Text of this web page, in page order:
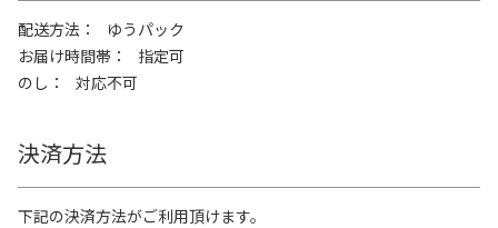
配送方法
ゆうパック
お届け時間帯
指定可
のし
対応不可
決済方法
下記の決済方法がご利用頂けます。